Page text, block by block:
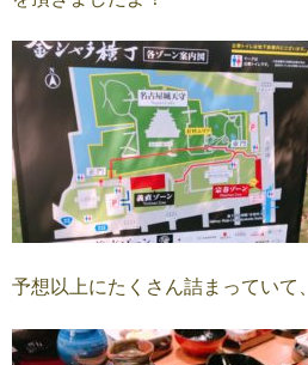
予想以上にたくさん詰まっていて